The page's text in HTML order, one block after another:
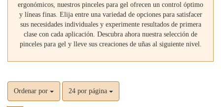
ergonómicos, nuestros pinceles para gel ofrecen un control óptimo
y líneas finas. Elija entre una variedad de opciones para satisfacer
sus necesidades individuales y experimente resultados de primera
clase con cada aplicación. Descubra ahora nuestra selección de
pinceles para gel y lleve sus creaciones de uñas al siguiente nivel.
Ordenar por 24 por página